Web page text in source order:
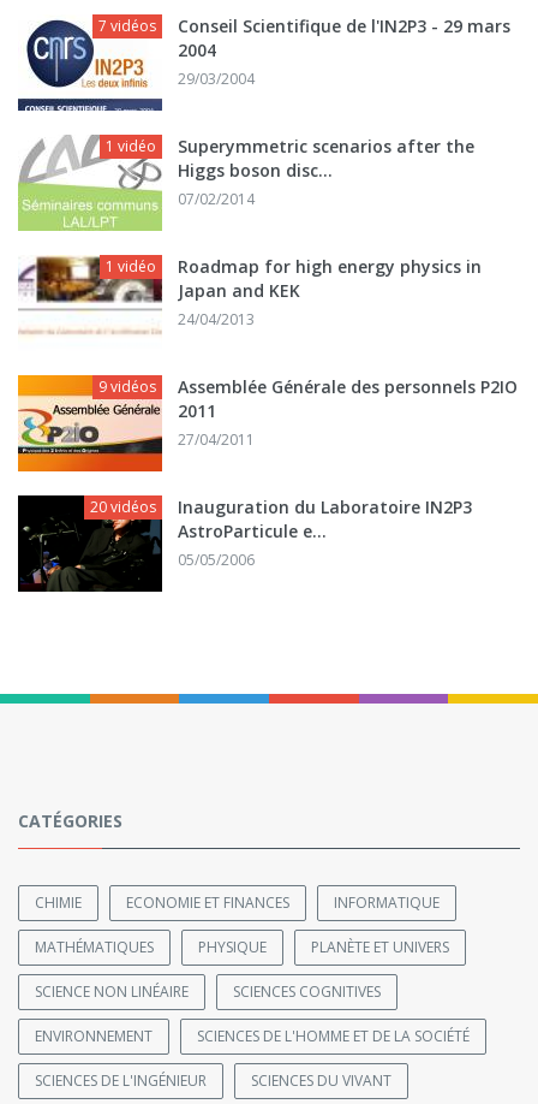
7 vidéos
Conseil Scientifique de l'IN2P3 - 29 mars
2004
29/03/2004
1 vidéo
Superymmetric scenarios after the
Higgs boson disc...
07/02/2014
1 vidéo
Roadmap for high energy physics in
Japan and KEK
24/04/2013
9 vidéos
Assemblée Générale des personnels P2IO
2011
27/04/2011
20 vidéos
Inauguration du Laboratoire IN2P3
AstroParticule e...
05/05/2006
CATÉGORIES
CHIMIE ECONOMIE ET FINANCES INFORMATIQUE
MATHÉMATIQUES PHYSIQUE PLANÈTE ET UNIVERS
SCIENCE NON LINÉAIRE SCIENCES COGNITIVES
ENVIRONNEMENT SCIENCES DE L'HOMME ET DE LA SOCIÉTÉ
SCIENCES DE L'INGÉNIEUR SCIENCES DU VIVANT